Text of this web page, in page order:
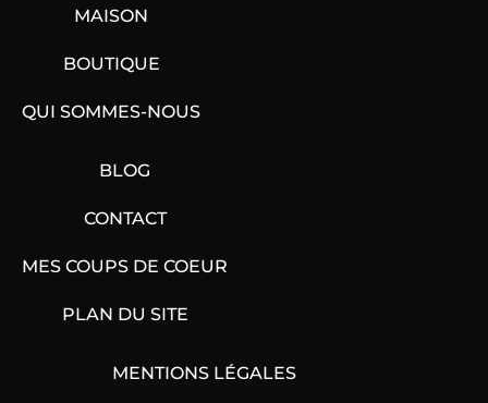
MAISON
BOUTIQUE
QUI SOMMES-NOUS
BLOG
CONTACT
MES COUPS DE COEUR
PLAN DU SITE
MENTIONS LÉGALES